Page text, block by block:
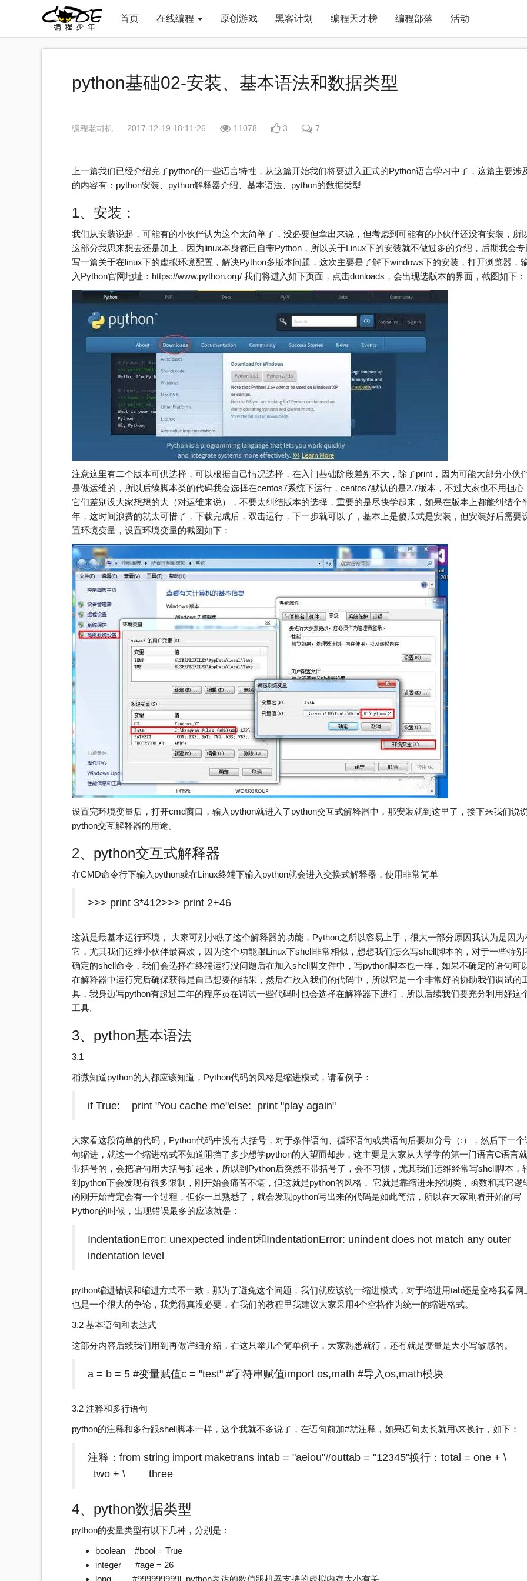
首页 在线编程 原创游戏 黑客计划 编程天才榜 编程部落 活动
python基础02-安装、基本语法和数据类型
编程老司机 2017-12-19 18:11:26 11078 3 7
上一篇我们已经介绍完了python的一些语言特性，从这篇开始我们将要进入正式的Python语言学习中了，这篇主要涉
的内容有：python安装、python解释器介绍、基本语法、python的数据类型
1、安装：
我们从安装说起，可能有的小伙伴认为这个太简单了，没必要但拿出来说，但考虑到可能有的小伙伴还没有安装，所
这部分我思来想去还是加上，因为linux本身都已自带Python，所以关于Linux下的安装就不做过多的介绍，后期我会专
写一篇关于在linux下的虚拟环境配置，解决Python多版本问题，这次主要是了解下windows下的安装，打开浏览器，
入Python官网地址：https://www.python.org/ 我们将进入如下页面，点击donloads，会出现选版本的界面，截图如下：
注意这里有二个版本可供选择，可以根据自己情况选择，在入门基础阶段差别不大，除了print，因为可能大部分小伙
是做运维的，所以后续脚本类的代码我会选择在centos7系统下运行，centos7默认的是2.7版本，不过大家也不用担心
它们差别没大家想想的大（对运维来说），不要太纠结版本的选择，重要的是尽快学起来，如果在版本上都能纠结个
年，这时间浪费的就太可惜了，下载完成后，双击运行，下一步就可以了，基本上是傻瓜式是安装，但安装好后需要
置环境变量，设置环境变量的截图如下：
设置完环境变量后，打开cmd窗口，输入python就进入了python交互式解释器中，那安装就到这里了，接下来我们说
python交互解释器的用途。
2、python交互式解释器
在CMD命令行下输入python或在Linux终端下输入python就会进入交换式解释器，使用非常简单
>>> print 3*412>>> print 2+46
这就是最基本运行环境， 大家可别小瞧了这个解释器的功能，Python之所以容易上手，很大一部分原因我认为是因为
它，尤其我们运维小伙伴最喜欢，因为这个功能跟Linux下shell非常相似，想想我们怎么写shell脚本的，对于一些特别
确定的shell命令，我们会选择在终端运行没问题后在加入shell脚文件中，写python脚本也一样，如果不确定的语句可
在解释器中运行完后确保获得是自己想要的结果，然后在放入我们的代码中，所以它是一个非常好的协助我们调试的
具，我身边写python有超过二年的程序员在调试一些代码时也会选择在解释器下进行，所以后续我们要充分利用好这
工具。
3、python基本语法
3.1
稍微知道python的人都应该知道，Python代码的风格是缩进模式，请看例子：
if True: print "You cache me"else: print "play again"
大家看这段简单的代码，Python代码中没有大括号，对于条件语句、循环语句或类语句后要加分号（:），然后下一个
句缩进，就这一个缩进格式不知道阻挡了多少想学python的人望而却步，这主要是大家从大学学的第一门语言C语言
带括号的，会把语句用大括号扩起来，所以到Python后突然不带括号了，会不习惯，尤其我们运维经常写shell脚本，
到python下会发现有很多限制，刚开始会痛苦不堪，但这就是python的风格， 它就是靠缩进来控制类，函数和其它逻
的刚开始肯定会有一个过程，但你一旦熟悉了，就会发现python写出来的代码是如此简洁，所以在大家刚看开始的写
Python的时候，出现错误最多的应该就是：
IndentationError: unexpected indent和IndentationError: unindent does not match any outer
indentation level
python缩进错误和缩进方式不一致，那为了避免这个问题，我们就应该统一缩进模式，对于缩进用tab还是空格我看网
也是一个很大的争论，我觉得真没必要，在我们的教程里我建议大家采用4个空格作为统一的缩进格式。
3.2 基本语句和表达式
这部分内容后续我们用到再做详细介绍，在这只举几个简单例子，大家熟悉就行，还有就是变量是大小写敏感的。
a = b = 5 #变量赋值c = "test" #字符串赋值import os,math #导入os,math模块
3.2 注释和多行语句
python的注释和多行跟shell脚本一样，这个我就不多说了，在语句前加#就注释，如果语句太长就用\来换行，如下：
注释：from string import maketrans intab = "aeiou"#outtab = "12345"换行：total = one + \
two + \ three
4、python数据类型
python的变量类型有以下几种，分别是：
boolean #bool = True
integer #age = 26
long #999999999l, python表达的数值跟机器支持的虚拟内存大小有关